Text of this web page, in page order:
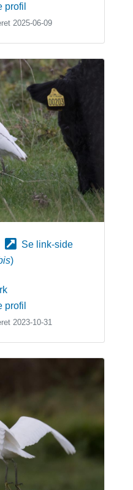
profil
2025-06-09
Se link-side
)
profil
2023-10-31